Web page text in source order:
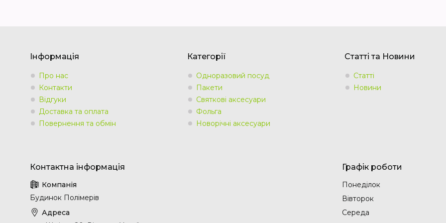
Інформація
Про нас
Контакти
Відгуки
Доставка та оплата
Повернення та обмін
Категорії
Одноразовий посуд
Пакети
Святкові аксесуари
Фольга
Новорічні аксесуари
Статті та Новини
Статті
Новини
Будинок Полімерів
Графік роботи
Понеділок
Вівторок
Середа